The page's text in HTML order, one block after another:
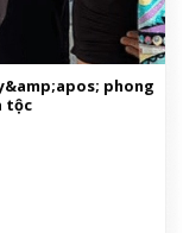
phong
tộc